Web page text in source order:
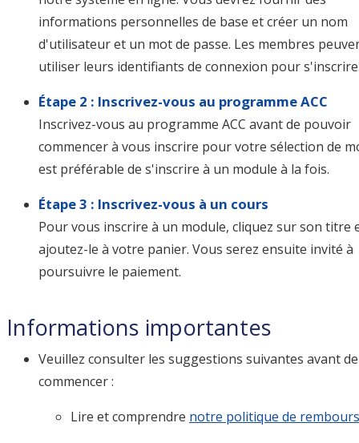
informations personnelles de base et créer un nom
d'utilisateur et un mot de passe. Les membres
utiliser leurs identifiants de connexion pour
Étape 2 : Inscrivez-vous au programme ACC
Inscrivez-vous au programme ACC avant de pouvoir
commencer à vous inscrire pour votre sélection de
est préférable de s'inscrire à un module à la fois.
Étape 3 : Inscrivez-vous à un cours
Pour vous inscrire à un module, cliquez sur son titre
ajoutez-le à votre panier. Vous serez ensuite invité à
poursuivre le paiement.
Informations importantes
Veuillez consulter les suggestions suivantes avant de
commencer :
Lire et comprendre notre politique de